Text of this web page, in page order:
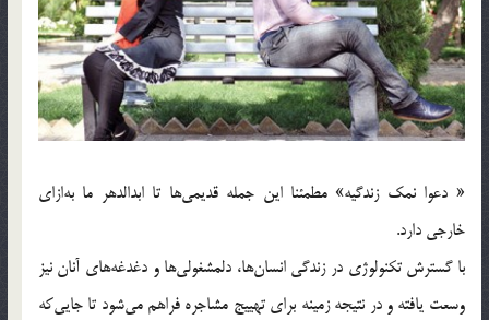
« دعوا نمك زندگيه» مطمئنا اين جمله قديمي‌ها تا ابد‌الدهر ما به‌ازاي
خارجي دارد.
با گسترش تكنولوژي در زندگي انسان‌ها، دلمشغولي‌ها و دغدغه‌هاي آنان نيز
وسعت يافته و در نتيجه زمينه براي تهييج مشاجره فراهم مي‌شود تا جايي‌كه